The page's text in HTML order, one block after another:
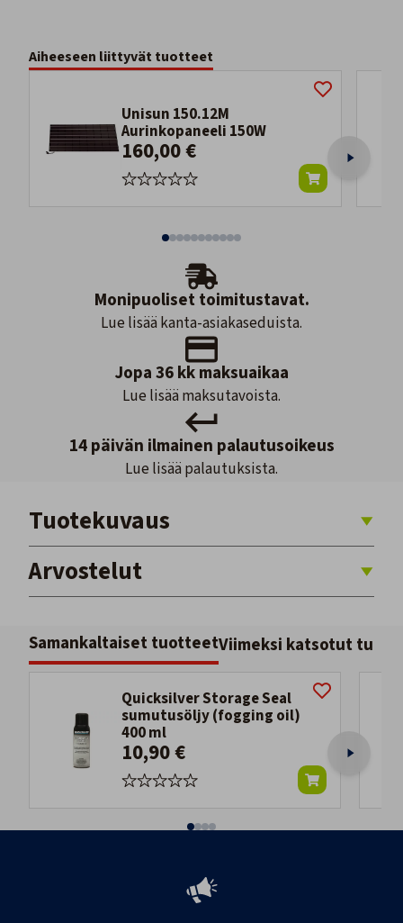
Aiheeseen liittyvät tuotteet
Unisun 150.12M
Aurinkopaneeli 150W
160,00 €
Monipuoliset toimitustavat.
Lue lisää kanta-asiakaseduista.
Jopa 36 kk maksuaikaa
Lue lisää maksutavoista.
14 päivän ilmainen palautusoikeus
Lue lisää palautuksista.
Tuotekuvaus
Arvostelut
Samankaltaiset tuotteetViimeksi katsotut
Quicksilver Storage Seal
sumutusöljy (fogging oil)
400 ml
10,90 €